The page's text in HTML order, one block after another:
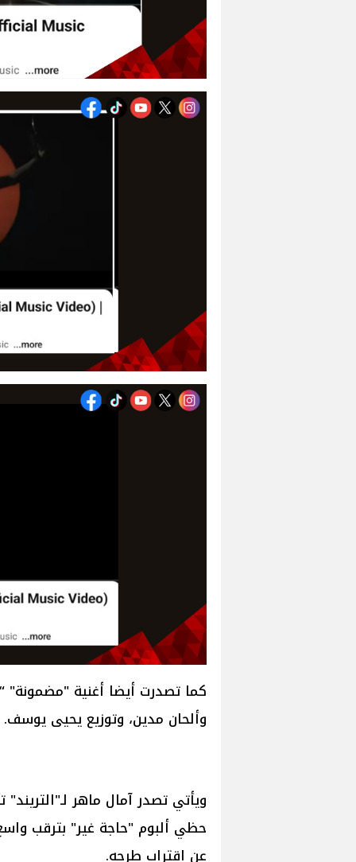
كما تصدرت أيضا أغنية "مضمونة"
وألحان مدين، وتوزيع يحيى يوسف.
ويأتي تصدر آمال ماهر
حظي ألبوم "حاجة غير" بترقب
عن اقتراب طرحه.